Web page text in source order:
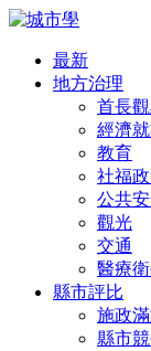
最新
地方治理
首長
經濟
教育
社福
公共
觀光
交通
醫療
縣市評比
施政
縣市